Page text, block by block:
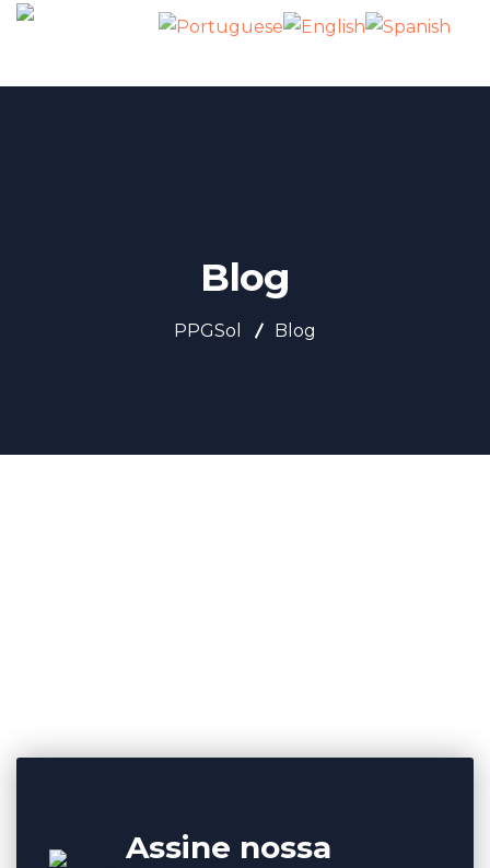
Blog
PPGSol Blog
Assine nossa